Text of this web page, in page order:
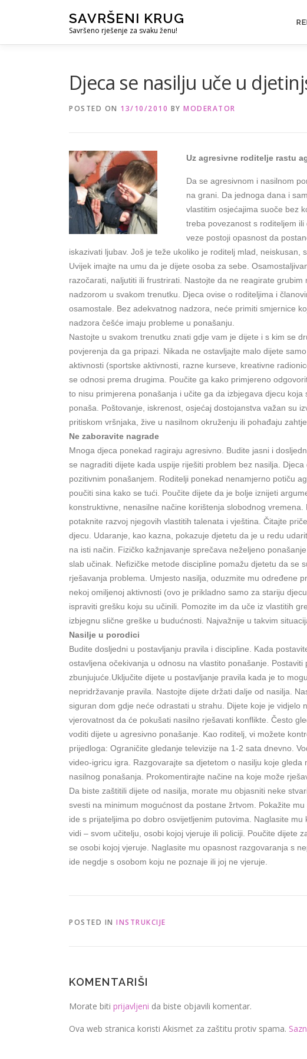
SAVRŠENI KRUG
Savršeno rješenje za svaku ženu!
Djeca se nasilju uče u
POSTED ON 13/10/2010 BY MODERATOR
Uz agresivne roditelje rastu
Da se agresivnom i nasilnom
na grani. Da jednoga dana i
vlastitim osjećajima suoče bez
treba povezanost s roditeljem
veze postoji opasnost da
iskazivati ljubav. Još je teže ukoliko je roditelj mlad, neiskusan,
Uvijek imajte na umu da je dijete osoba za sebe.
razočarati, naljutiti ili frustrirati. Nastojte da ne reagirate grubim
nadzorom u svakom trenutku. Djeca ovise o roditeljima i
osamostale. Bez adekvatnog nadzora, neće primiti smjernice
nadzora češće imaju probleme u ponašanju.
Nastojte u svakom trenutku znati gdje vam je dijete i s kim se
povjerenja da ga pripazi. Nikada ne ostavljajte malo dijete
aktivnosti (sportske aktivnosti, razne kurseve, kreativne
se odnosi prema drugima. Poučite ga kako primjereno
to nisu primjerena ponašanja i učite ga da izbjegava djecu
ponaša. Poštovanje, iskrenost, osjećaj dostojanstva važan su
pritiskom vršnjaka, žive u nasilnom okruženju ili pohađaju
Ne zaboravite nagrade
Mnoga djeca ponekad ragiraju agresivno. Budite jasni i
se nagraditi dijete kada uspije riješiti problem bez nasilja.
pozitivnim ponašanjem. Roditelji ponekad nenamjerno potiču
poučiti sina kako se tući. Poučite dijete da je bolje iznijeti
konstruktivne, nenasilne načine korištenja slobodnog
potaknite razvoj njegovih vlastitih talenata i vještina. Čitajte
djecu. Udaranje, kao kazna, pokazuje djetetu da je u redu
na isti način. Fizičko kažnjavanje sprečava neželjeno
slab učinak. Nefizičke metode discipline pomažu djetetu da se
rješavanja problema. Umjesto nasilja, oduzmite mu određene
nekoj omiljenoj aktivnosti (ovo je prikladno samo za stariju
ispraviti grešku koju su učinili. Pomozite im da uče iz vlastitih
izbjegnu slične greške u budućnosti. Najvažnije u takvim
Nasilje u porodici
Budite dosljedni u postavljanju pravila i discipline. Kada
ostavljena očekivanja u odnosu na vlastito ponašanje.
zbunjujuće. Uključite dijete u postavljanje pravila kada je to
nepridržavanje pravila. Nastojte dijete držati dalje od nasilja.
siguran dom gdje neće odrastati u strahu. Dijete koje je vidjelo
vjerovatnost da će pokušati nasilno rješavati konflikte. Često
voditi dijete u agresivno ponašanje. Kao roditelj, vi možete
prijedloga: Ograničite gledanje televizije na 1-2 sata dnevno.
video-igricu igra. Razgovarajte sa djetetom o nasilju koje
nasilnog ponašanja. Prokomentirajte načine na koje može
Da biste zaštitili dijete od nasilja, morate mu objasniti neke
svesti na minimum mogućnost da postane žrtvom. Pokažite
ide s prijateljima po dobro osvijetljenim putovima. Naglasite
vidi – svom učitelju, osobi kojoj vjeruje ili policiji. Poučite dijete
se osobi kojoj vjeruje. Naglasite mu opasnost razgovaranja s
ide negdje s osobom koju ne poznaje ili joj ne vjeruje.
POSTED IN INSTRUKCIJE
KOMENTARIŠI
Morate biti prijavljeni da biste objavili komentar.
Ova web stranica koristi Akismet za zaštitu protiv spama.